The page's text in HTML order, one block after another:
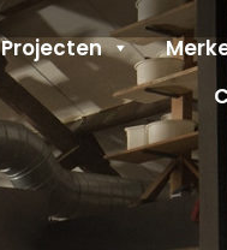
Projecten